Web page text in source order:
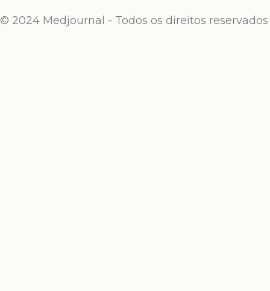
© 2024 Medjournal - Todos os direitos reservados